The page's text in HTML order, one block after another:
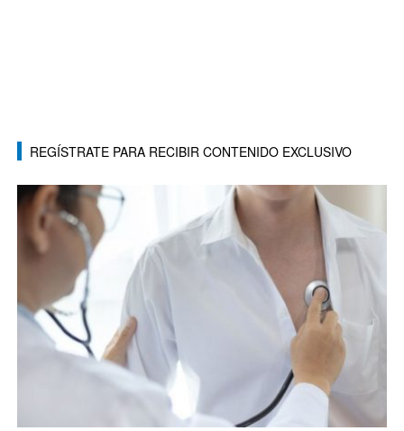
REGÍSTRATE PARA RECIBIR CONTENIDO EXCLUSIVO